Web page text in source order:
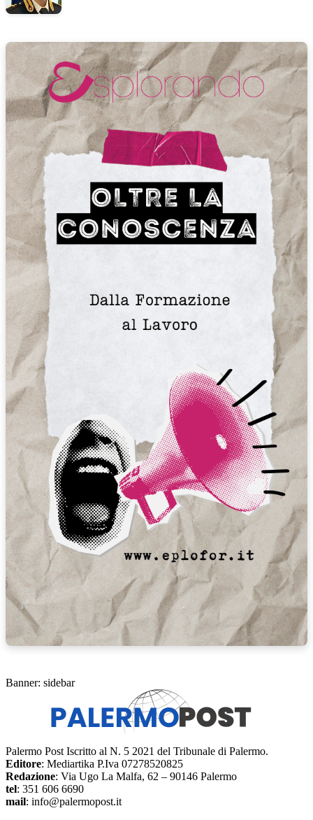
Banner: sidebar
Palermo Post Iscritto al N. 5 2021 del Tribunale di Palermo.
Editore: Mediartika P.Iva 07278520825
Redazione: Via Ugo La Malfa, 62 – 90146 Palermo
tel: 351 606 6690
mail: info@palermopost.it